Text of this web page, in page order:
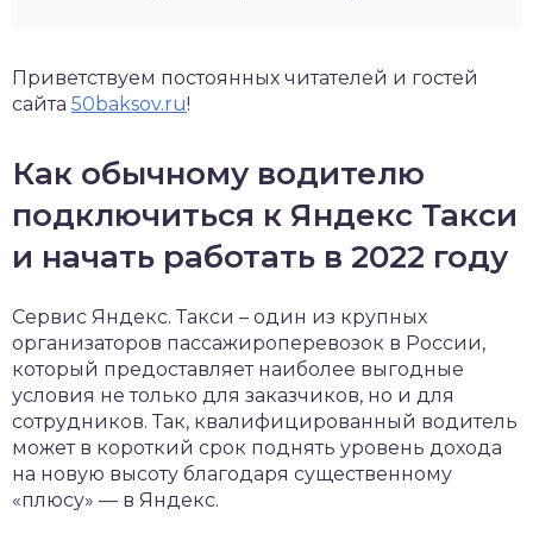
Приветствуем постоянных читателей и гостей
сайта 50baksov.ru!
Как обычному водителю
подключиться к Яндекс Такси
и начать работать в 2022 году
Сервис Яндекс. Такси – один из крупных
организаторов пассажироперевозок в России,
который предоставляет наиболее выгодные
условия не только для заказчиков, но и для
сотрудников. Так, квалифицированный водитель
может в короткий срок поднять уровень дохода
на новую высоту благодаря существенному
«плюсу» — в Яндекс.